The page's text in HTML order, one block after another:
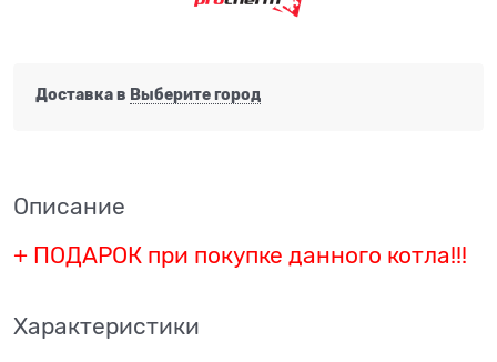
Доставка в Выберите город
Описание
+ ПОДАРОК при покупке данного котла!!!
Характеристики